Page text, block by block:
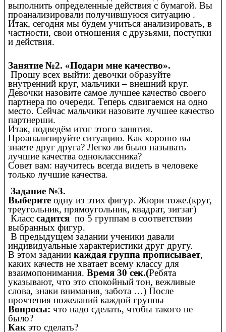
выполнить определенные действия с бумагой. Вы
проанализировали получившуюся ситуацию .
Итак, сегодня мы будем учиться анализировать, в
частности, свои отношения с друзьями, поступки
и действия.
Занятие №2. «Подари мне качество».
Прошу всех выйти: девочки образуйте
внутренний круг, мальчики – внешний круг.
Девочки назовите самое лучшее качество своего
партнера по очереди. Теперь сдвигаемся на одно
место. Сейчас мальчики назовите лучшее качество
партнерши.
Итак, подведём итог этого занятия.
Проанализируйте ситуацию. Как хорошо вы
знаете друг друга? Легко ли было называть
лучшие качества одноклассника?
Совет вам: научитесь всегда видеть в человеке
только лучшие качества.
Задание №3.
Выберитеодну из этих фигур. Жюри тоже.(круг,
треугольник, прямоугольник, квадрат, зигзаг)
Класссадится по 5 группам в соответствии
выбранных фигур.
В предыдущем задании ученики давали
индивидуальные характеристики друг другу.
В этом заданиикаждая группа прописывает,
каких качеств не хватает всему классу для
взаимопонимания.Время 30 сек.(Ребята
указывают, что это спокойный тон, вежливые
слова, знаки внимания, забота …) После
прочтения пожеланий каждой группы
Вопросы: что надо сделать, чтобы такого не
было?
Как это сделать?